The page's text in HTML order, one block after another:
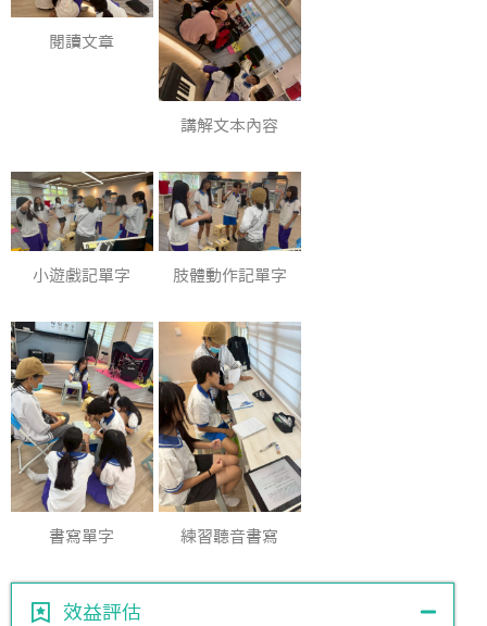
閱讀文章
講解文本內容
小遊戲記單字 肢體動作記單字
書寫單字 練習聽音書寫
效益評估